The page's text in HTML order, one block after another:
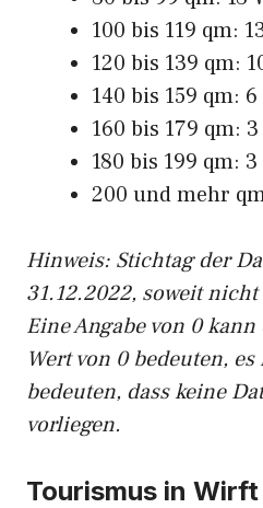
100 bis 119 qm:
120 bis 139 qm:
140 bis 159 qm:
160 bis 179 qm:
180 bis 199 qm:
200 und mehr
Hinweis: Stichtag der
31.12.2022, soweit
Eine Angabe von 0
Wert von 0 bedeuten,
bedeuten, dass keine
vorliegen.
Tourismus in Wirft